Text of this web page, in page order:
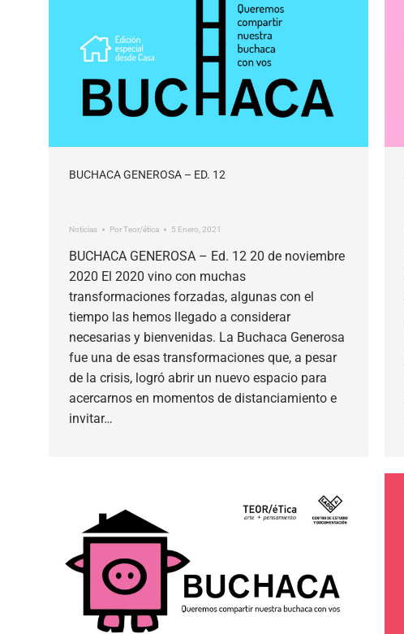
BUCHACA GENEROSA – ED. 12
Noticias PorTeor/ética 5 Enero, 2021
BUCHACA GENEROSA – Ed. 12 20 de noviembre
2020 El 2020 vino con muchas
transformaciones forzadas, algunas con el
tiempo las hemos llegado a considerar
necesarias y bienvenidas. La Buchaca Generosa
fue una de esas transformaciones que, a pesar
de la crisis, logró abrir un nuevo espacio para
acercarnos en momentos de distanciamiento e
invitar…